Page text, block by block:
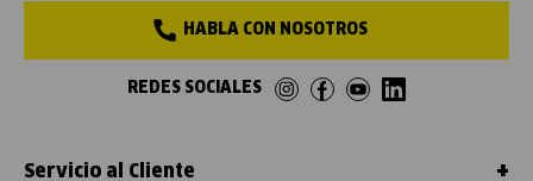
HABLA CON NOSOTROS
REDES SOCIALES
Servicio al Cliente +